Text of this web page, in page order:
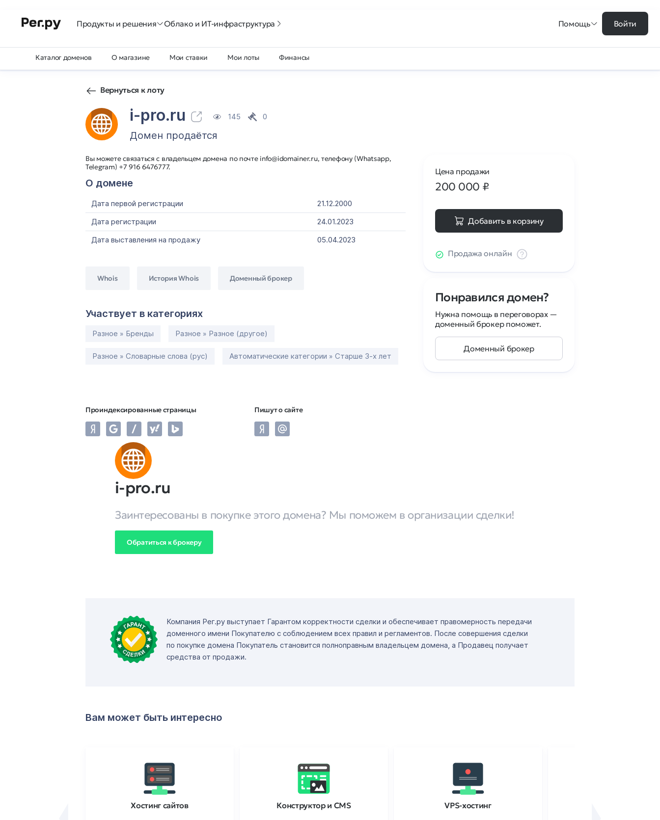
Продукты и решения Облако и ИТ-инфраструктура Помощь Войти
Каталог доменов О магазине Мои ставки Мои лоты Финансы
Вернуться к лоту
i-pro.ru 145 0
Домен продаётся
Вы можете связаться с владельцем домена по почте info@idomainer.ru, телефону (Whatsapp,
Telegram) +7 916 6476777.
О домене
Дата первой регистрации
21.12.2000
Дата регистрации
24.01.2023
Дата выставления на продажу
05.04.2023
Whois История Whois Доменный брокер
Участвует в категориях
Разное » Бренды Разное » Разное (другое)
Разное » Словарные слова (рус) Автоматические категории » Старше 3-х лет
Проиндексированные страницы Пишут о сайте
Цена продажи
200 000 ₽
Добавить в корзину
Продажа онлайн
Понравился домен?
Нужна помощь в переговорах —
доменный брокер поможет.
Доменный брокер
i-pro.ru
Заинтересованы в покупке этого домена? Мы поможем в организации сделки!
Обратиться к брокеру
Компания Рег.ру выступает Гарантом корректности сделки и обеспечивает правомерность передачи
доменного имени Покупателю с соблюдением всех правил и регламентов. После совершения сделки
по покупке домена Покупатель становится полноправным владельцем домена, а Продавец получает
средства от продажи.
Вам может быть интересно
Хостинг сайтов Конструктор и CMS VPS-хостинг